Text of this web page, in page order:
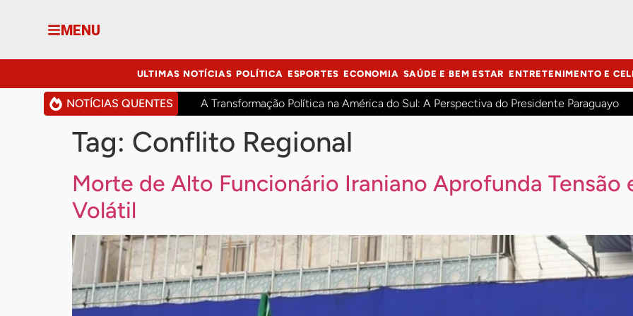
MENU
ULTIMAS NOTÍCIAS POLÍTICA ESPORTES ECONOMIA SAÚDE E BEM ESTAR ENTRETENIMENTO E
NOTÍCIAS QUENTES A Transformação Política na América do Sul: A Perspectiva do Presidente Paraguayo
Tag: Conflito Regional
Morte de Alto Funcionário Iraniano Aprofunda
Volátil